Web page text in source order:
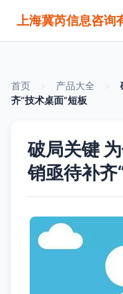
首页 产品大全
齐“技术桌面”短板
破局关键
销亟待补齐